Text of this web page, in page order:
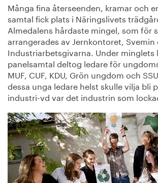
Många fina återseenden, kramar och
samtal fick plats i Näringslivets
Almedalens hårdaste mingel, som för
arrangerades av Jernkontoret, Svemin
Industriarbetsgivarna. Under minglets
panelsamtal deltog ledare för
MUF, CUF, KDU, Grön ungdom och
dessa unga ledare helst skulle vilja bli
industri-vd var det industrin som